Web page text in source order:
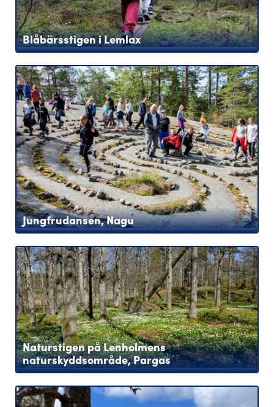
Blåbärsstigen i Lemlax
Jungfrudansen, Nagu
Naturstigen på Lenholmens
naturskyddsområde, Pargas